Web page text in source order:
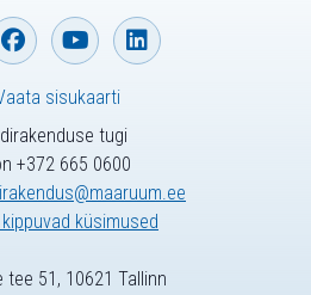
tugi
+372 665 0600
küsimused
sisukaarti
tee 51, 10621 Tallinn